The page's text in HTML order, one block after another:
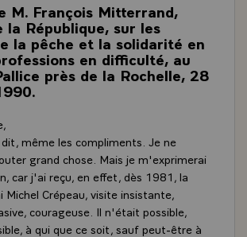
M. François Mitterrand,
la République, sur les
la pêche et la solidarité en
en difficulté, au
près de la Rochelle, 28
même les compliments. Je ne
grand chose. Mais je m'exprimerai
car j'ai reçu, en effet, dès 1981, la
Michel Crépeau, visite insistante,
courageuse. Il n'était possible,
à qui que ce soit, sauf peut-être à